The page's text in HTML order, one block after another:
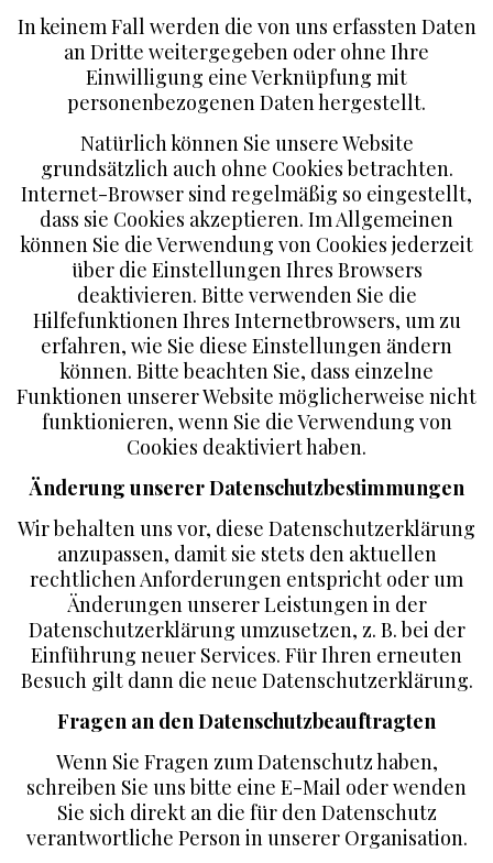
In keinem Fall werden die von uns erfassten Daten
an Dritte weitergegeben oder ohne Ihre
Einwilligung eine Verknüpfung mit
personenbezogenen Daten hergestellt.
Natürlich können Sie unsere Website
grundsätzlich auch ohne Cookies betrachten.
Internet-Browser sind regelmäßig so eingestellt,
dass sie Cookies akzeptieren. Im Allgemeinen
können Sie die Verwendung von Cookies jederzeit
über die Einstellungen Ihres Browsers
deaktivieren. Bitte verwenden Sie die
Hilfefunktionen Ihres Internetbrowsers, um zu
erfahren, wie Sie diese Einstellungen ändern
können. Bitte beachten Sie, dass einzelne
Funktionen unserer Website möglicherweise nicht
funktionieren, wenn Sie die Verwendung von
Cookies deaktiviert haben.
Änderung unserer Datenschutzbestimmungen
Wir behalten uns vor, diese Datenschutzerklärung
anzupassen, damit sie stets den aktuellen
rechtlichen Anforderungen entspricht oder um
Änderungen unserer Leistungen in der
Datenschutzerklärung umzusetzen, z. B. bei der
Einführung neuer Services. Für Ihren erneuten
Besuch gilt dann die neue Datenschutzerklärung.
Fragen an den Datenschutzbeauftragten
Wenn Sie Fragen zum Datenschutz haben,
schreiben Sie uns bitte eine E-Mail oder wenden
Sie sich direkt an die für den Datenschutz
verantwortliche Person in unserer Organisation.